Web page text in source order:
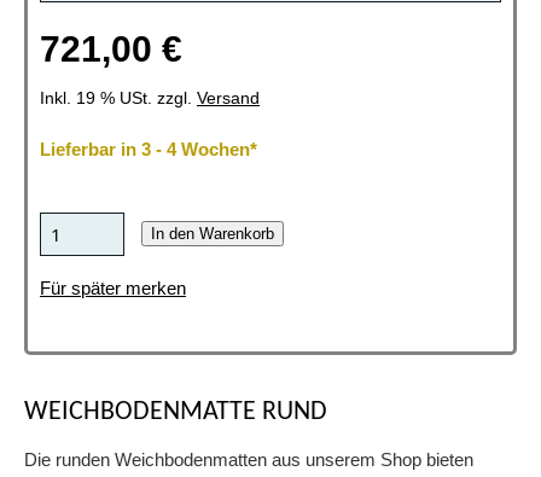
721,00 €
Inkl. 19 % USt. zzgl. Versand
Lieferbar in 3 - 4 Wochen*
In den Warenkorb
Für später merken
WEICHBODENMATTE RUND
Die runden Weichbodenmatten aus unserem Shop bieten